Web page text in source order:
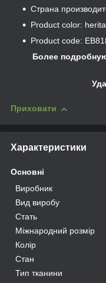
Страна
Product color:
Product code:
Более
Приховати
Характеристики
Основні
Виробник
Вид виробу
Стать
Міжнародний розмір
Колір
Стан
Тип тканини